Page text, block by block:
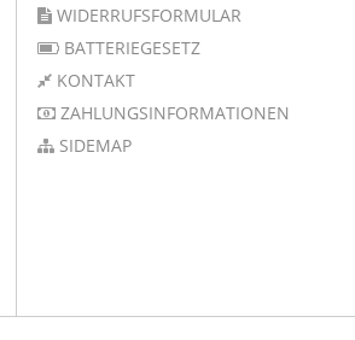
WIDERRUFSFORMULAR
BATTERIEGESETZ
KONTAKT
ZAHLUNGSINFORMATIONEN
SIDEMAP